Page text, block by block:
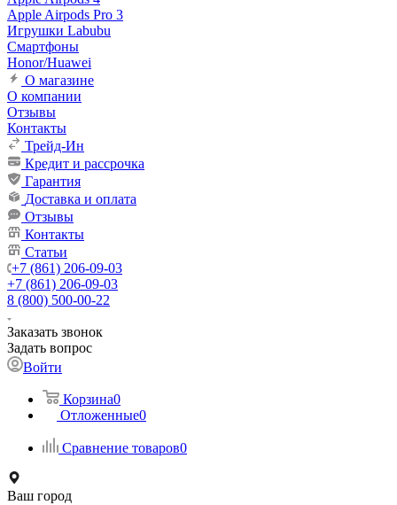
Apple Airpods Pro 3
Игрушки Labubu
Смартфоны
Honor/Huawei
О магазине
О компании
Отзывы
Контакты
Трейд-Ин
Кредит и рассрочка
Гарантия
Доставка и оплата
Отзывы
Контакты
Статьи
+7 (861) 206-09-03
+7 (861) 206-09-03
8 (800) 500-00-22
Заказать звонок
Задать вопрос
Войти
Корзина0
Отложенные0
Сравнение товаров0
Ваш город